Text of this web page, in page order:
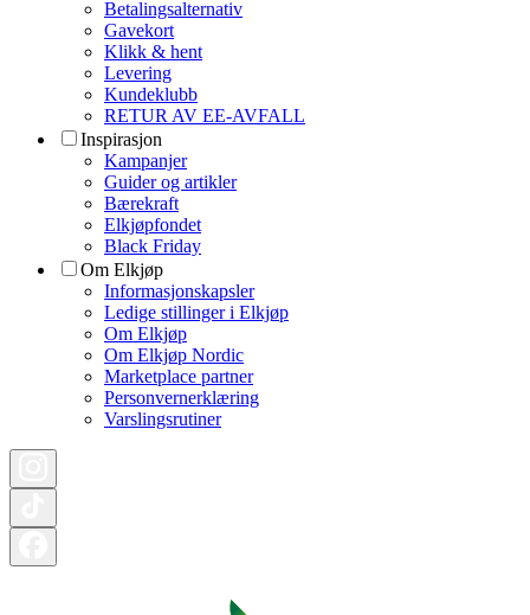
Betalingsalternativ
Gavekort
Klikk & hent
Levering
Kundeklubb
RETUR AV EE-AVFALL
Inspirasjon
Kampanjer
Guider og artikler
Bærekraft
Elkjøpfondet
Black Friday
Om Elkjøp
Informasjonskapsler
Ledige stillinger i Elkjøp
Om Elkjøp
Om Elkjøp Nordic
Marketplace partner
Personvernerklæring
Varslingsrutiner